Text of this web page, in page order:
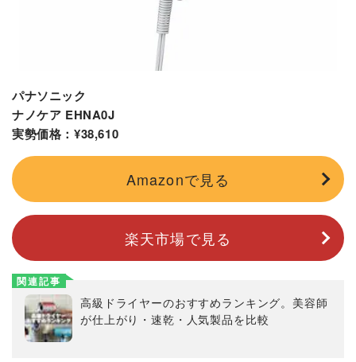
パナソニック
ナノケア EHNA0J
実勢価格：¥38,610
Amazonで見る
楽天市場で見る
関連記事
高級ドライヤーのおすすめランキング。美容師
が仕上がり・速乾・人気製品を比較